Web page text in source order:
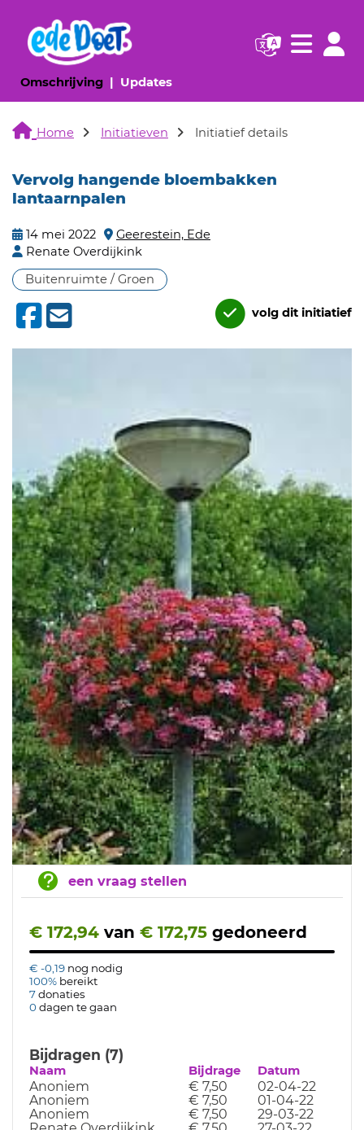
Omschrijving(huidige pagina)
Updates(huidige pagina)
Navigatie
Home Initiatieven Initiatief details
Vervolg hangende bloembakken
lantaarnpalen
14 mei 2022
Geerestein, Ede
Renate Overdijkink
Buitenruimte / Groen
volg dit initiatief
een vraag stellen
€ 172,94 van € 172,75 gedoneerd
€ -0,19 nog nodig
100% bereikt
7donaties
0dagen te gaan
Bijdragen (7)
Naam Bijdrage Datum
Anoniem € 7,50
02-04-22
Anoniem
€ 7,50
01-04-22
Anoniem
€ 7,50
29-03-22